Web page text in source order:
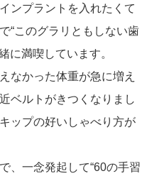
ンプラントを入れたくて
“このグラリともしない歯
に満喫しています。
なかった体重が急に増え
ベルトがきつくなりまし
ップの好いしゃべり方が
、一念発起して“60の手習